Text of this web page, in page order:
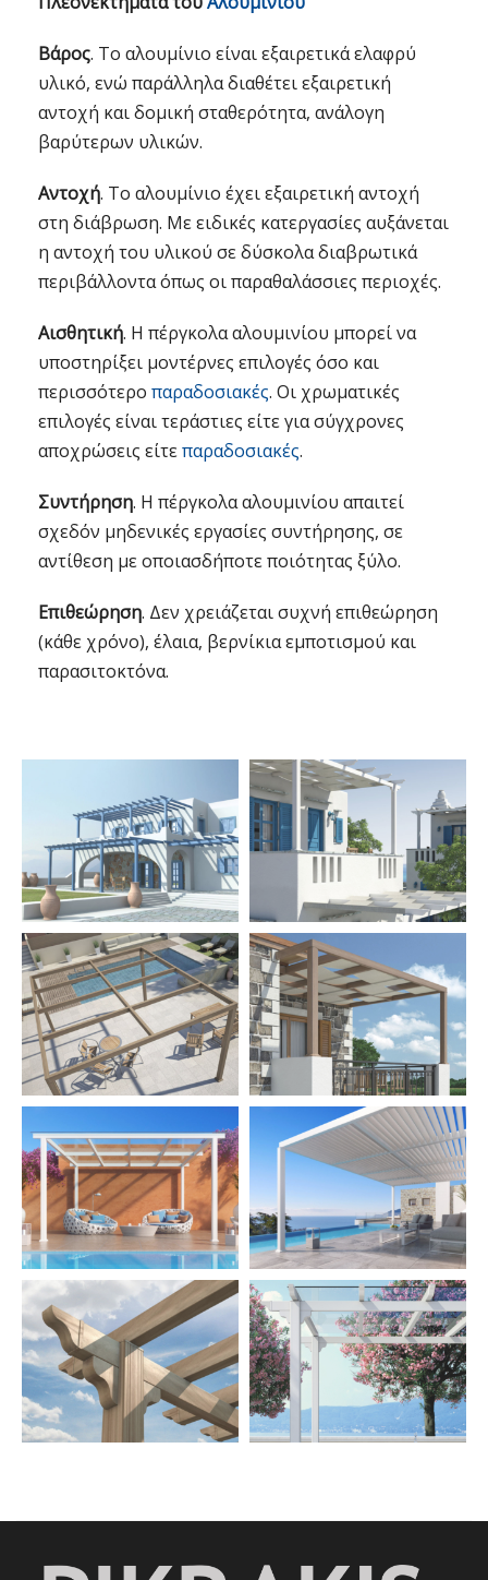
Βάρος. Το αλουμίνιο είναι εξαιρετικά ελαφρύ
υλικό, ενώ παράλληλα διαθέτει εξαιρετική
αντοχή και δομική σταθερότητα, ανάλογη
βαρύτερων υλικών.
Αντοχή. Το αλουμίνιο έχει εξαιρετική αντοχή
στη διάβρωση. Με ειδικές κατεργασίες αυξάνεται
η αντοχή του υλικού σε δύσκολα διαβρωτικά
περιβάλλοντα όπως οι παραθαλάσσιες περιοχές.
Αισθητική. Η πέργκολα αλουμινίου μπορεί να
υποστηρίξει μοντέρνες επιλογές όσο και
περισσότερο παραδοσιακές. Οι χρωματικές
επιλογές είναι τεράστιες είτε για σύγχρονες
αποχρώσεις είτεπαραδοσιακές.
Συντήρηση. Η πέργκολα αλουμινίου απαιτεί
σχεδόν μηδενικές εργασίες συντήρησης, σε
αντίθεση με οποιασδήποτε ποιότητας ξύλο.
Επιθεώρηση. Δεν χρειάζεται συχνή επιθεώρηση
(κάθε χρόνο), έλαια, βερνίκια εμποτισμού και
παρασιτοκτόνα.